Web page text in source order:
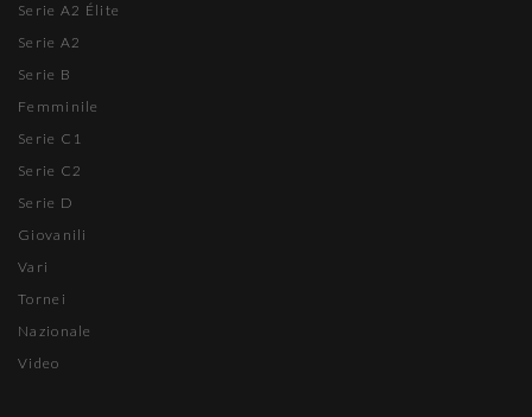
Serie A2 Élite
Serie A2
Serie B
Femminile
Serie C1
Serie C2
Serie D
Giovanili
Vari
Tornei
Nazionale
Video